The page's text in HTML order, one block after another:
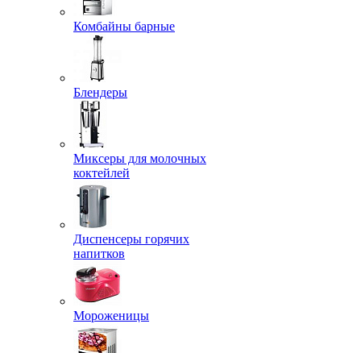
Комбайны барные
Блендеры
Миксеры для молочных
коктейлей
Диспенсеры горячих
напитков
Мороженицы